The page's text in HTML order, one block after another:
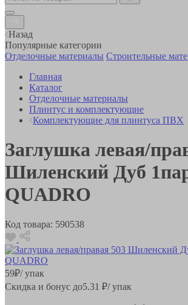
Назад
Популярные категории
Отделочные материалы Строительные
Главная
Каталог
Отделочные материалы
Плинтус и комплектующие
Комплектующие для плинтуса ПВХ
Заглушка левая/
Шиленский Дуб
QUADRO
Код товара: 590538
59₽/ упак
Скидка и бонус до5.31 ₽/ упак